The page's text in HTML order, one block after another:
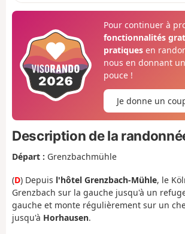
Pour continuer à
fonctionnalités
pratiquesen
nous en donnant
pouce !
Je donne un
Description de la
Départ : Grenzbachmühle
(D) Depuis l'hôtel Grenzbach-Mühle, le
Grenzbach sur la gauche jusqu'à un
gauche et monte régulièrement sur un
jusqu'à Horhausen.